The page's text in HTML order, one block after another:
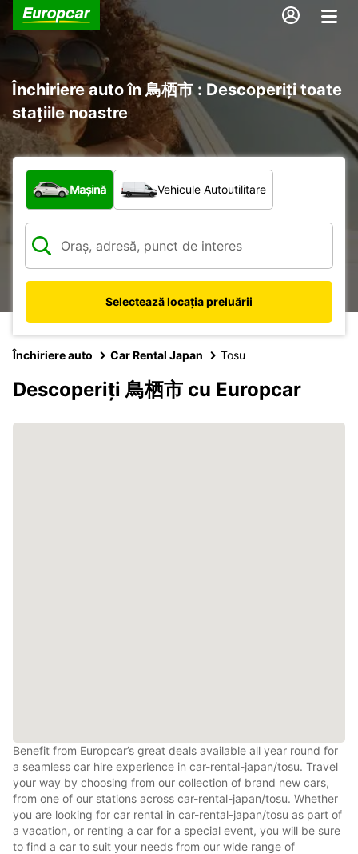
Închiriere auto în 鳥栖市 : Descoperiți toate
stațiile noastre
Ce tip de vehicul?
Mașină Vehicule Autoutilitare
Selectează locația preluării
Închiriere auto Car Rental Japan Tosu
Descoperiți 鳥栖市 cu Europcar
Benefit from Europcar’s great deals available all year round for
a seamless car hire experience in car-rental-japan/tosu. Travel
your way by choosing from our collection of brand new cars,
from one of our stations across car-rental-japan/tosu. Whether
you are looking for car rental in car-rental-japan/tosu as part of
a vacation, or renting a car for a special event, you will be sure
to find a car to suit your needs from our wide range of